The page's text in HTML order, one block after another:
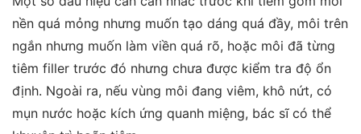
nền quá mỏng nhưng muốn tạo dáng quá đầy, môi trên
ngắn nhưng muốn làm viền quá rõ, hoặc môi đã từng
tiêm filler trước đó nhưng chưa được kiểm tra độ ổn
định. Ngoài ra, nếu vùng môi đang viêm, khô nứt, có
mụn nước hoặc kích ứng quanh miệng, bác sĩ có thể